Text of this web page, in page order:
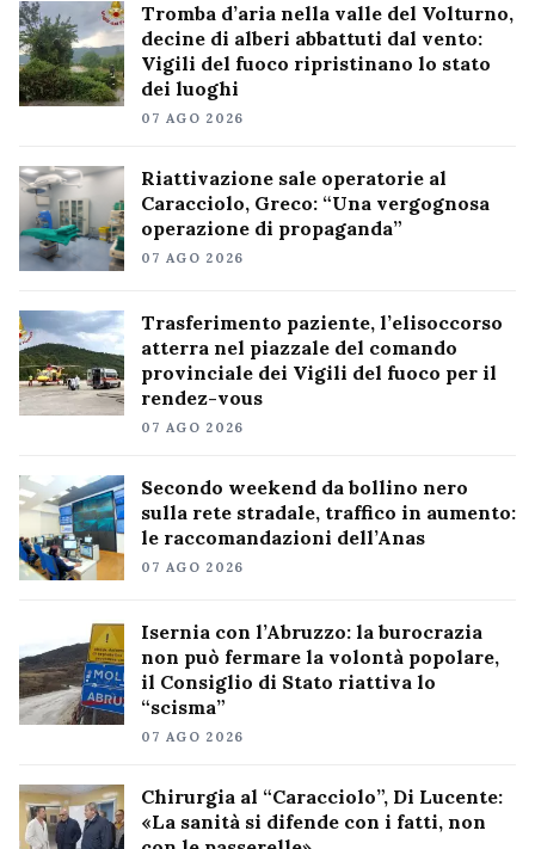
Tromba d’aria nella valle del Volturno,
decine di alberi abbattuti dal vento:
Vigili del fuoco ripristinano lo stato
dei luoghi
07 AGO 2026
Riattivazione sale operatorie al
Caracciolo, Greco: “Una vergognosa
operazione di propaganda”
07 AGO 2026
Trasferimento paziente, l’elisoccorso
atterra nel piazzale del comando
provinciale dei Vigili del fuoco per il
rendez-vous
07 AGO 2026
Secondo weekend da bollino nero
sulla rete stradale, traffico in aumento:
le raccomandazioni dell’Anas
07 AGO 2026
Isernia con l’Abruzzo: la burocrazia
non può fermare la volontà popolare,
il Consiglio di Stato riattiva lo
“scisma”
07 AGO 2026
Chirurgia al “Caracciolo”, Di Lucente:
«La sanità si difende con i fatti, non